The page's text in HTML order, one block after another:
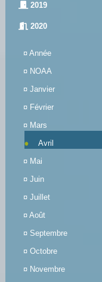
2019
2020
¤ Année
¤ NOAA
¤ Janvier
¤ Février
¤ Mars
Avril
¤ Mai
¤ Juin
¤ Juillet
¤ Août
¤ Septembre
¤ Octobre
¤ Novembre